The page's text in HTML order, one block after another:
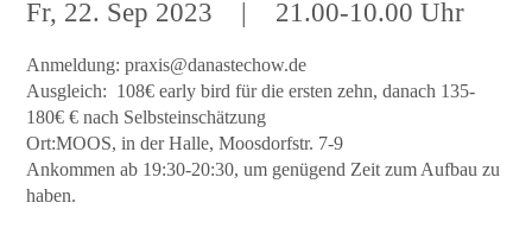
Fr, 22. Sep 2023 | 21 .00-10.00 Uhr
Anmeldung:praxis@danastechow.de
Ausgleich: 108€ early bird für die ersten zehn, danach 135-
180€ € nach Selbsteinschätzung
Ort:MOOS, in der Halle, Moosdorfstr. 7-9
Ankommen ab 19:30-20:30, um genügend Zeit zum Aufbau zu
haben.